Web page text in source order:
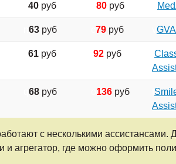
40 руб 80 руб
63 руб 79 руб GVA
61 руб 92 руб
68 руб 136 руб
с несколькими ассистансами.
и агрегатор, где можно оформить